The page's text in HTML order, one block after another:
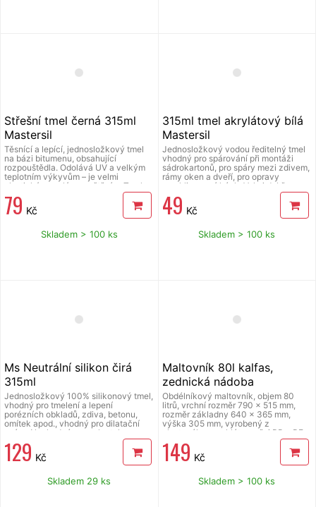
Střešní tmel černá 315ml
Mastersil
Těsnící a lepící, jednosložkový tmel
na bázi bitumenu, obsahující
rozpouštědla. Odolává UV a velkým
teplotním výkyvům – je velmi
elastický, s malým smrštěním. Tmel
dobře přilne na savé i nesavé
podklady a je přetíratelný barvami na
bitumenovém základu. Vytváří
aplikovat i na vlhké podklady, pro
lepení „za studena“ střešních
většině stavebních a střešních
79 Kč
Skladem > 100 ks
315ml tmel akrylátový bílá
Mastersil
Jednosložkový vodou ředitelný tmel
vhodný pro spárování při montáži
sádrokartonů, pro spáry mezi zdivem,
rámy oken a dveří, pro opravy
prasklin v omítkách. Velmi dobře
přetíratelný, minimálně sesychá.
49 Kč
Skladem > 100 ks
Ms Neutrální silikon čirá
315ml
Jednosložkový 100% silikonový tmel,
vhodný pro tmelení a lepení
porézních obkladů, zdiva, betonu,
omítek apod., vhodný pro dilatační
spáry. Nevhodné pro polyetylen a
polypropylen.
129 Kč
Skladem 29 ks
Maltovník 80l kalfas,
zednická nádoba
Obdélníkový maltovník, objem 80
litrů, vrchní rozměr 790 x 515 mm,
rozměr základny 640 x 365 mm,
výška 305 mm, vyrobený z
plastového recyklátu směsi PP a PE.
149 Kč
Skladem > 100 ks